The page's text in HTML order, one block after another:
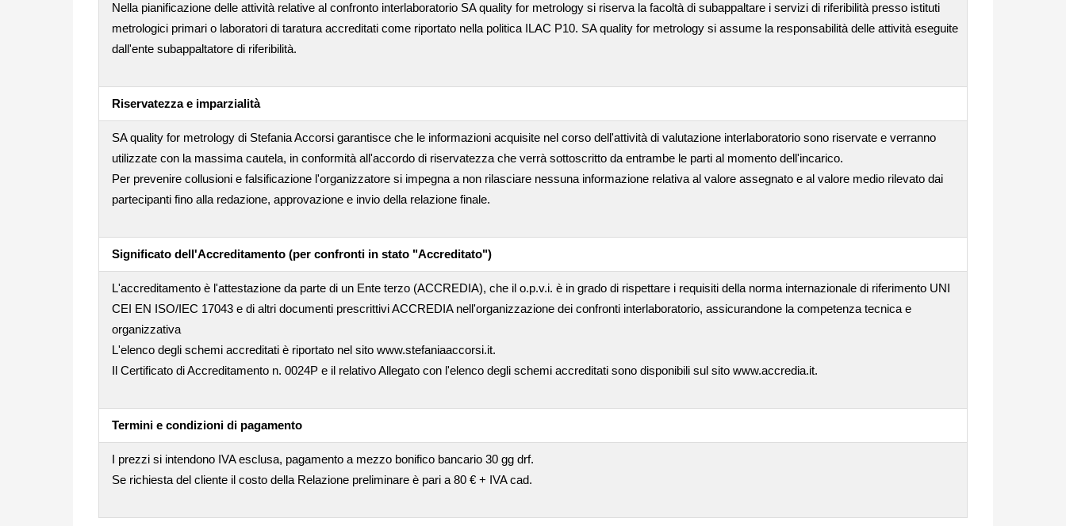
Nella pianificazione delle attività relative al confronto interlaboratorio SA quality for metrology si riserva la facoltà di subappaltare i servizi di riferibilità presso istituti
metrologici primari o laboratori di taratura accreditati come riportato nella politica ILAC P10. SA quality for metrology si assume la responsabilità delle attività eseguite
dall'ente subappaltatore di riferibilità.
Riservatezza e imparzialità
SA quality for metrology di Stefania Accorsi garantisce che le informazioni acquisite nel corso dell'attività di valutazione interlaboratorio sono riservate e verranno
utilizzate con la massima cautela, in conformità all'accordo di riservatezza che verrà sottoscritto da entrambe le parti al momento dell'incarico.
Per prevenire collusioni e falsificazione l'organizzatore si impegna a non rilasciare nessuna informazione relativa al valore assegnato e al valore medio rilevato dai
partecipanti fino alla redazione, approvazione e invio della relazione finale.
Significato dell'Accreditamento (per confronti in stato "Accreditato")
L'accreditamento è l'attestazione da parte di un Ente terzo (ACCREDIA), che il o.p.v.i. è in grado di rispettare i requisiti della norma internazionale di riferimento UNI
CEI EN ISO/IEC 17043 e di altri documenti prescrittivi ACCREDIA nell'organizzazione dei confronti interlaboratorio, assicurandone la competenza tecnica e
organizzativa
L'elenco degli schemi accreditati è riportato nel sito www.stefaniaaccorsi.it.
Il Certificato di Accreditamento n. 0024P e il relativo Allegato con l'elenco degli schemi accreditati sono disponibili sul sito www.accredia.it.
Termini e condizioni di pagamento
I prezzi si intendono IVA esclusa, pagamento a mezzo bonifico bancario 30 gg drf.
Se richiesta del cliente il costo della Relazione preliminare è pari a 80 € + IVA cad.